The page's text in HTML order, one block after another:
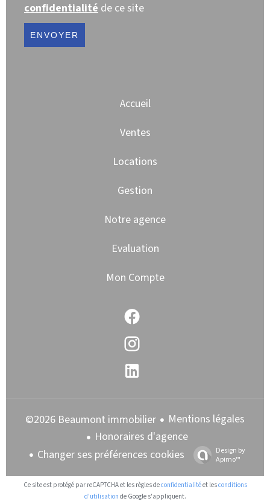
confidentialité de ce site
ENVOYER
Accueil
Ventes
Locations
Gestion
Notre agence
Evaluation
Mon Compte
©2026 Beaumont immobilier
Mentions légales
Honoraires d'agence
Changer ses préférences cookies
Design by
Apimo™
Ce site est protégé par reCAPTCHA et les règles deconfidentialitéet lesconditions
d'utilisation de Google s'appliquent.